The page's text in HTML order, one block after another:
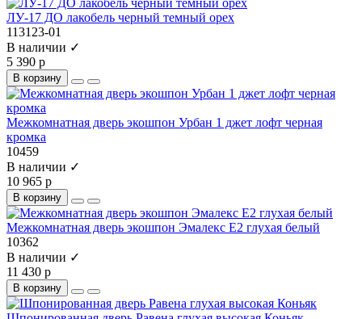
ЛУ-17 ДО лакобель черный темный орех
113123-01
В наличии ✓
5 390 р
В корзину
Межкомнатная дверь экошпон Урбан 1 джет лофт черная
кромка
10459
В наличии ✓
10 965 р
В корзину
Межкомнатная дверь экошпон Эмалекс Е2 глухая белый
10362
В наличии ✓
11 430 р
В корзину